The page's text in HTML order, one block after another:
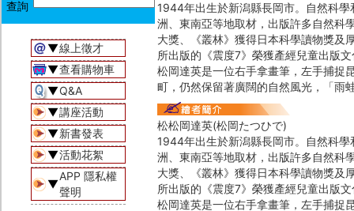
▼線上徵才
▼查看購物車
▼Q&A
▼講座活動
▼新書發表
▼活動花絮
▼
APP 隱私權
聲明
1944年出生於新潟縣長岡市。自然科
洲、東南亞等地取材，出版許多自然科
大獎、《叢林》獲得日本科學讀物獎及
所出版的《震度7》榮獲產經兒童出版
松岡達英是一位右手拿畫筆，左手捕捉
町，仍然保留著廣闊的自然風光，「雨
松松岡達英(松岡たつひで)
1944年出生於新潟縣長岡市。自然科
洲、東南亞等地取材，出版許多自然科
大獎、《叢林》獲得日本科學讀物獎及
所出版的《震度7》榮獲產經兒童出版
松岡達英是一位右手拿畫筆，左手捕捉